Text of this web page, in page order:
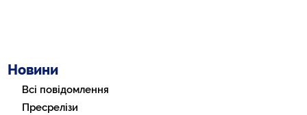
Новини
Всі повідомлення
Пресрелізи